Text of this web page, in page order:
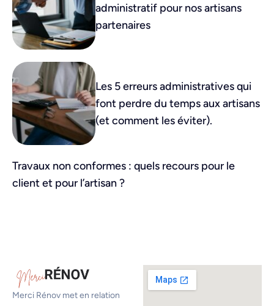
administratif pour nos artisans
partenaires
Les 5 erreurs administratives qui
font perdre du temps aux artisans
(et comment les éviter).
Travaux non conformes : quels recours pour le
client et pour l’artisan ?
Merci Rénov met en relation